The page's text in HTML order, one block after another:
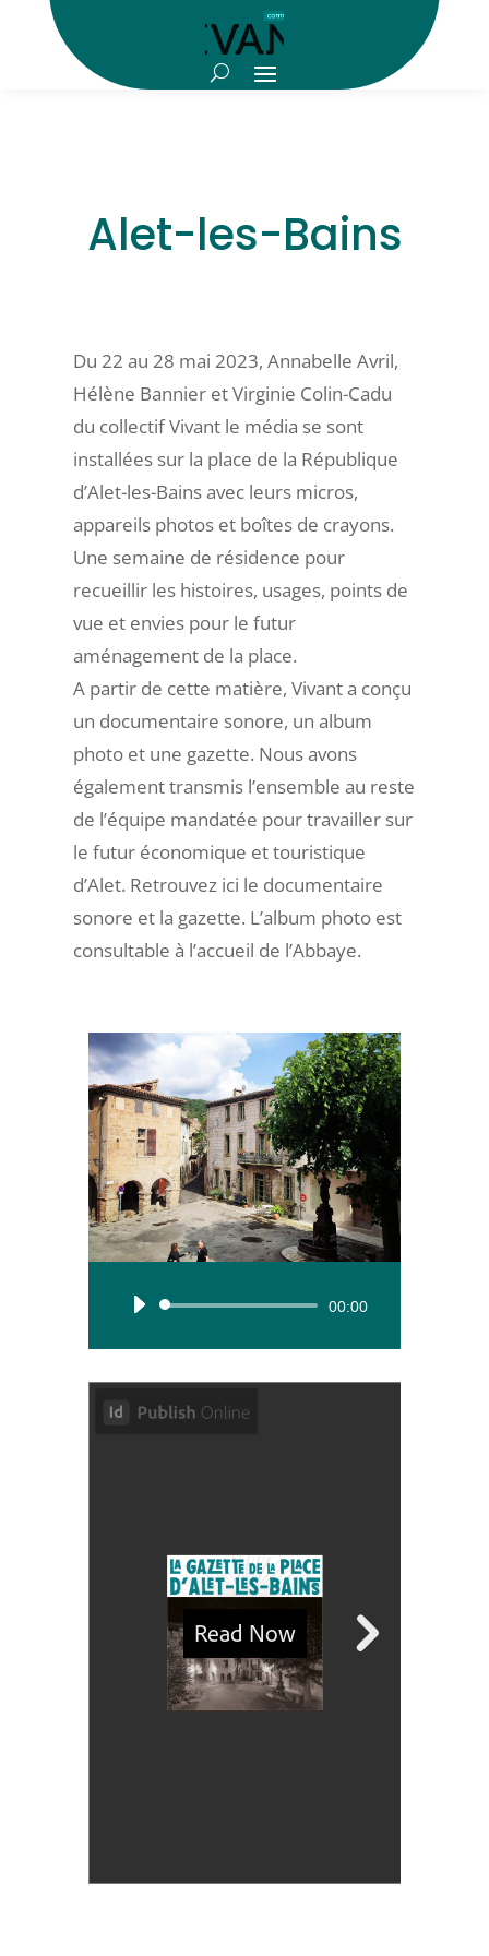
Alet-les-Bains
Du 22 au 28 mai 2023, Annabelle Avril,
Hélène Bannier et Virginie Colin-Cadu
du collectif Vivant le média se sont
installées sur la place de la République
d’Alet-les-Bains avec leurs micros,
appareils photos et boîtes de crayons.
Une semaine de résidence pour
recueillir les histoires, usages, points de
vue et envies pour le futur
aménagement de la place.
A partir de cette matière, Vivant a conçu
un documentaire sonore, un album
photo et une gazette. Nous avons
également transmis l’ensemble au reste
de l’équipe mandatée pour travailler sur
le futur économique et touristique
d’Alet. Retrouvez ici le documentaire
sonore et la gazette. L’album photo est
consultable à l’accueil de l’Abbaye.
Lecteur
00:00